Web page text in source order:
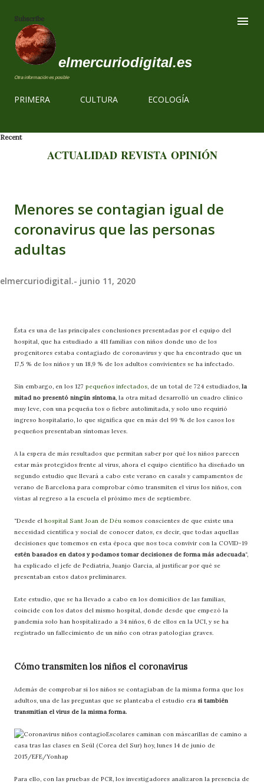
Subscribe
elmercuriodigital.es
Otra información es posible
PRIMERA CULTURA ECOLOGÍA
Recent
ACTUALIDAD REVISTA OPINIÓN
Menores se contagian igual de
coronavirus que las personas
adultas
elmercuriodigital.- junio 11, 2020
Ésta es una de las principales conclusiones presentadas por el equipo del
hospital, que ha estudiado a 411 familias con niños donde uno de los
progenitores estaba contagiado de coronavirus y que ha encontrado que un
17,5 % de los niños y un 18,9 % de los adultos convivientes se ha infectado.
Sin embargo, en los 127 pequeños infectados, de un total de 724 estudiados, la
mitad no presentó ningún síntoma, la otra mitad desarrolló un cuadro clínico
muy leve, con una pequeña tos o fiebre autolimitada, y solo uno requirió
ingreso hospitalario, lo que significa que en más del 99 % de los casos los
pequeños presentaban síntomas leves.
A la espera de más resultados que permitan saber por qué los niños parecen
estar más protegidos frente al virus, ahora el equipo científico ha diseñado un
segundo estudio que llevará a cabo este verano en casals y campamentos de
verano de Barcelona para comprobar cómo transmiten el virus los niños, con
vistas al regreso a la escuela el próximo mes de septiembre.
“Desde el hospital Sant Joan de Déu somos conscientes de que existe una
necesidad científica y social de conocer datos, es decir, que todas aquellas
decisiones que tomemos en esta época que nos toca convivir con la COVID-19
estén basados en datos y podamos tomar decisiones de forma más adecuada“,
ha explicado el jefe de Pediatría, Juanjo Garcia, al justificar por qué se
presentaban estos datos preliminares.
Este estudio, que se ha llevado a cabo en los domicilios de las familias,
coincide con los datos del mismo hospital, donde desde que empezó la
pandemia solo han hospitalizado a 34 niños, 6 de ellos en la UCI, y se ha
registrado un fallecimiento de un niño con otras patologías graves.
Cómo transmiten los niños el coronavirus
Además de comprobar si los niños se contagiaban de la misma forma que los
adultos, una de las preguntas que se planteaba el estudio era si también
transmitían el virus de la misma forma.
Escolares caminan con máscarillas de camino a
casa tras las clases en Seúl (Corea del Sur) hoy, lunes 14 de junio de
2015/EFE/Yonhap
Para ello, con las pruebas de PCR, los investigadores analizaron la presencia de